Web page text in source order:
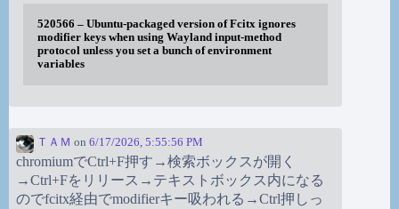
520566 – Ubuntu-packaged version of Fcitx ignores
modifier keys when using Wayland input-method
protocol unless you set a bunch of environment
variables
ＴＡＭ on 6/17/2026, 5:55:56 PM
chromiumでCtrl+F押す→検索ボックスが開く
→Ctrl+Fをリリース→テキストボックス内になる
のでfcitx経由でmodifierキー吸われる→Ctrl押しっ